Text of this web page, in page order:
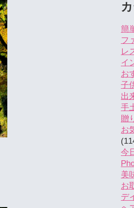
簡
フ
レ
イ
お
子
出
手
贈
お
今
美
お
デ